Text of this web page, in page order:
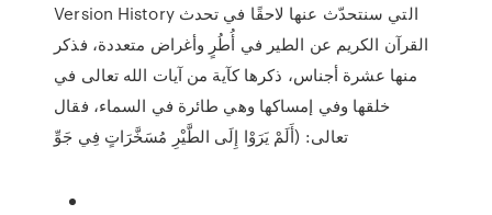
Version History التي سنتحدّث عنها لاحقًا في تحدث
القرآن الكريم عن الطير في أُطُرٍ وأغراض متعددة، فذكر
منها عشرة أجناس، ذكرها كآية من آيات الله تعالى في
خلقها وفي إمساكها وهي طائرة في السماء، فقال
تعالى: (أَلَمْ يَرَوْا إِلَى الطَّيْرِ مُسَخَّرَاتٍ فِي جَوِّ